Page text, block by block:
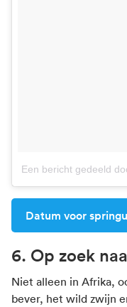
Een bericht gedeeld
Datum voor
6. Op zoek
Niet alleen in Afrika,
bever, het wild zwijn